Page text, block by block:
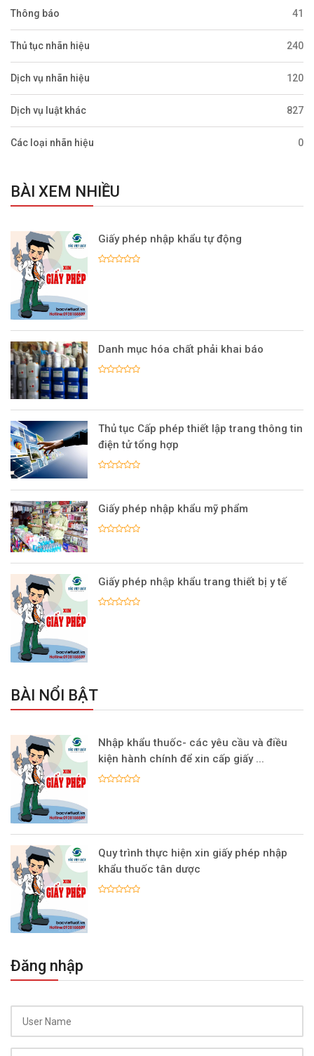
Thông báo 41
Thủ tục nhãn hiệu 240
Dịch vụ nhãn hiệu 120
Dịch vụ luật khác 827
Các loại nhãn hiệu 0
BÀI XEM NHIỀU
Giấy phép nhập khẩu tự động
Danh mục hóa chất phải khai báo
Thủ tục Cấp phép thiết lập trang thông tin
điện tử tổng hợp
Giấy phép nhập khẩu mỹ phẩm
Giấy phép nhập khẩu trang thiết bị y tế
BÀI NỔI BẬT
Nhập khẩu thuốc- các yêu cầu và điều
kiện hành chính để xin cấp giấy ...
Quy trình thực hiện xin giấy phép nhập
khẩu thuốc tân dược
Đăng nhập